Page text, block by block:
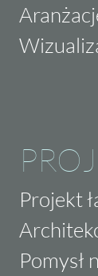
Projekt
Pomysł